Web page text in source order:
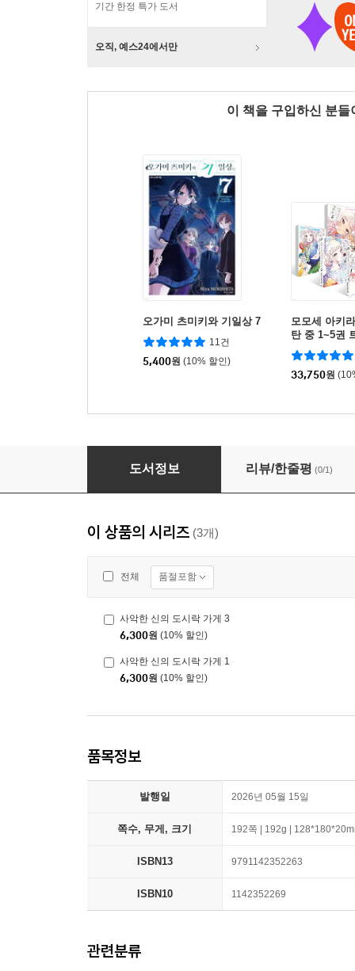
기간 한정 특가 도서
오직, 예스24에서만
이 책을 구입하신 분
오가미 츠미키와 기일상 7
11건
5,400원 (10% 할인)
모모세 아키
탄 중 1~5권
세트
33,750원
사악한 신의 도시락 가게 3
도서정보 리뷰/한줄평 (0/1)
이 상품의 시리즈 (3개)
전체 품절포함
사악한 신의 도시락 가게 3
6,300원 (10% 할인)
사악한 신의 도시락 가게 1
6,300원 (10% 할인)
품목정보
발행일 2026년 05월 15일
쪽수, 무게, 크기 192쪽 | 192g |
ISBN13 9791142352263
ISBN10 1142352269
관련분류